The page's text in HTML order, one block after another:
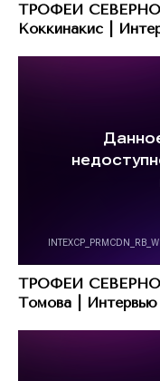
ТРОФЕИ
Коккинакис |
ТРОФЕИ
Томова | Интервью